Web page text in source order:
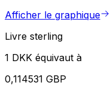
Afficher le graphique
Livre sterling
1 DKK équivaut à
0,114531 GBP